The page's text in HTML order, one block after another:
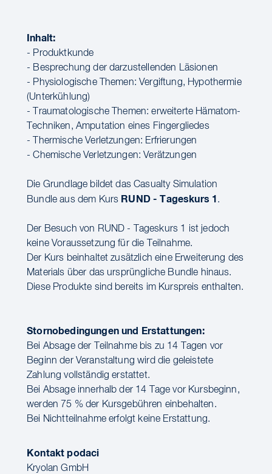
Inhalt:
- Produktkunde
- Besprechung der darzustellenden Läsionen
- Physiologische Themen: Vergiftung, Hypothermie
(Unterkühlung)
- Traumatologische Themen: erweiterte Hämatom-
Techniken, Amputation eines Fingergliedes
- Thermische Verletzungen: Erfrierungen
- Chemische Verletzungen: Verätzungen
Die Grundlage bildet das Casualty Simulation
Bundle aus dem Kurs RUND - Tageskurs 1 .
Der Besuch von RUND - Tageskurs 1 ist jedoch
keine Voraussetzung für die Teilnahme.
Der Kurs beinhaltet zusätzlich eine Erweiterung des
Materials über das ursprüngliche Bundle hinaus.
Diese Produkte sind bereits im Kurspreis enthalten.
Stornobedingungen und Erstattungen:
Bei Absage der Teilnahme bis zu 14 Tagen vor
Beginn der Veranstaltung wird die geleistete
Zahlung vollständig erstattet.
Bei Absage innerhalb der 14 Tage vor Kursbeginn,
werden 75 % der Kursgebühren einbehalten.
Bei Nichtteilnahme erfolgt keine Erstattung.
Kontakt podaci
Kryolan GmbH